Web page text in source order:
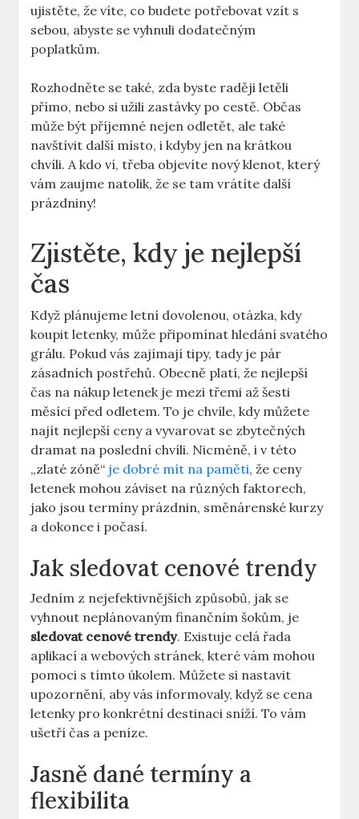
ujistěte, že víte, co budete potřebovat vzít s
sebou, abyste se vyhnuli dodatečným
poplatkům.
Rozhodněte se také, zda byste raději letěli
přímo, nebo si užili zastávky po cestě. Občas
může být příjemné nejen odletět, ale také
navštívit další místo, i kdyby jen na krátkou
chvíli. A kdo ví, třeba objevíte nový klenot, který
vám zaujme natolik, že se tam vrátíte další
prázdniny!
Zjistěte, kdy je nejlepší
čas
Když plánujeme letní dovolenou, otázka, kdy
koupit letenky, může připomínat hledání svatého
grálu. Pokud vás zajímají tipy, tady je pár
zásadních postřehů. Obecně platí, že nejlepší
čas na nákup letenek je mezi třemi až šesti
měsíci před odletem. To je chvíle, kdy můžete
najít nejlepší ceny a vyvarovat se zbytečných
dramat na poslední chvíli. Nicméně, i v této
„zlaté zóně“ je dobré mít na paměti, že ceny
letenek mohou záviset na různých faktorech,
jako jsou termíny prázdnin, směnárenské kurzy
a dokonce i počasí.
Jak sledovat cenové trendy
Jedním z nejefektivnějších způsobů, jak se
vyhnout neplánovaným finančním šokům, je
sledovat cenové trendy. Existuje celá řada
aplikací a webových stránek, které vám mohou
pomoci s tímto úkolem. Můžete si nastavit
upozornění, aby vás informovaly, když se cena
letenky pro konkrétní destinaci sníží. To vám
ušetří čas a peníze.
Jasně dané termíny a
flexibilita